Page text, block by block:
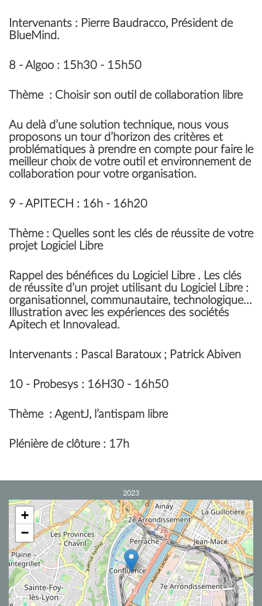
Intervenants : Pierre Baudracco, Président de
BlueMind.
8 - Algoo : 15h30 - 15h50
Thème : Choisir son outil de collaboration libre
Au delà d’une solution technique, nous vous
proposons un tour d’horizon des critères et
problématiques à prendre en compte pour faire le
meilleur choix de votre outil et environnement de
collaboration pour votre organisation.
9 - APITECH : 16h - 16h20
Thème: Quelles sont les clés de réussite de votre
projet Logiciel Libre
Rappel des bénéfices du Logiciel Libre . Les clés
de réussite d’un projet utilisant du Logiciel Libre :
organisationnel, communautaire, technologique…
Illustration avec les expériences des sociétés
Apitech et Innovalead.
Intervenants : Pascal Baratoux ; Patrick Abiven
10 - Probesys : 16H30 - 16h50
Thème : AgentJ, l’antispam libre
Plénière de clôture : 17h
2023
+
−